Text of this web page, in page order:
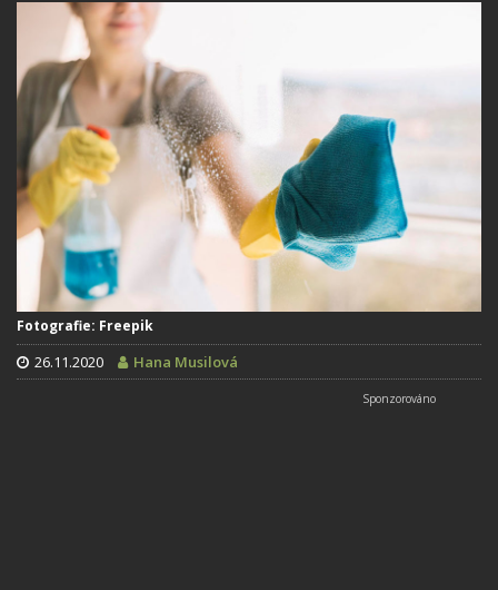
Fotografie: Freepik
26.11.2020 Hana Musilová